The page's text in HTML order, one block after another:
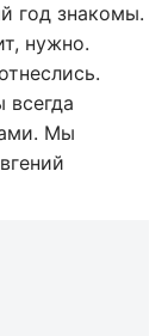
год знакомы.
нужно.
Мы